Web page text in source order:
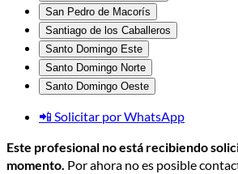
San Pedro de Macorís
Santiago de los Caballeros
Santo Domingo Este
Santo Domingo Norte
Santo Domingo Oeste
📲 Solicitar por WhatsApp
Este profesional no está recibiendo
momento. Por ahora no es posible